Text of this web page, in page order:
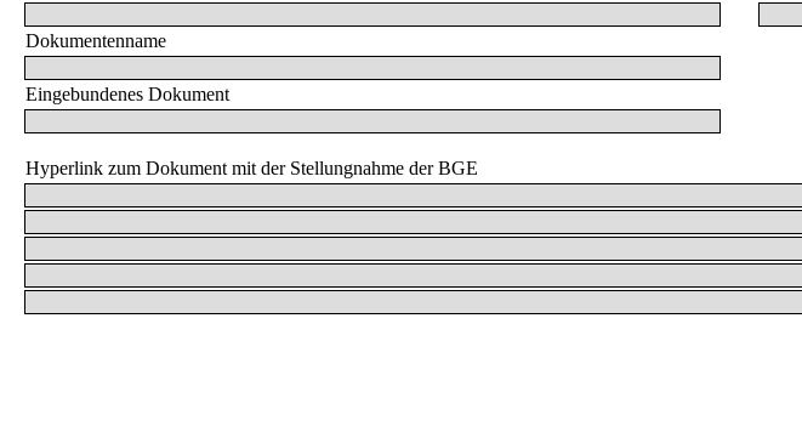
Dokumentenname
Eingebundenes Dokument
Hyperlink zum Dokument mit der Stellungnahme der BGE